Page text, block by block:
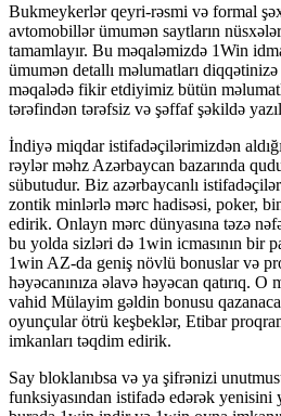
Bukmeykerlər qeyri-rəsmi və formal
avtomobillər ümumən saytların
tamamlayır. Bu məqaləmizdə 1Win
ümumən detallı məlumatları diqqətinizə
məqalədə fikir etdiyimiz bütün
tərəfindən tərəfsiz və şəffaf şəkildə
İndiyə miqdar istifadəçilərimizdən
rəylər məhz Azərbaycan bazarında
sübutudur. Biz azərbaycanlı
zontik minlərlə mərc hadisəsi, poker,
edirik. Onlayn mərc dünyasına təzə
bu yolda sizləri də 1win icmasının bir
1win AZ-da geniş növlü bonuslar və
həyəcanınıza əlavə həyəcan qatırıq.
vahid Mülayim gəldin bonusu
oyunçular ötrü keşbeklər, Etibar
imkanları təqdim edirik.
Say bloklanıbsa və ya şifrənizi
funksiyasından istifadə edərək yenisini